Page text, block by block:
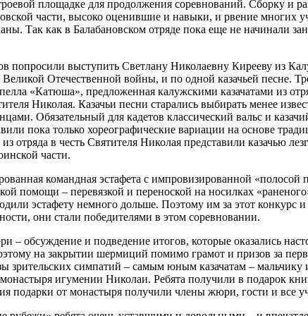
площадке для продолжения соревнований. Сборку и
части, высоко оценившие и навыки, и рвение многих
Так как в Балабановском отряде пока еще не начинали
попросили выступить Светлану Николаевну Кирееву из
Отечественной войны, и по одной казачьей песне.
«Катюша», предложенная калужскими казачатами из
Николая. Казачьи песни старались выбирать менее
Обязательный для кадетов классический вальс и
пока только хореографические вариации на основе
отряда в честь Святителя Николая представили казачью
части.
командная эстафета с импровизированной
помощи – перевязкой и переноской на носилках
эстафету немного дольше. Поэтому им за этот конкурс
они стали победителями в этом соревновании.
обсуждение и подведение итогов, которые оказались
на закрытии шермиций помимо грамот и призов за
зрительских симпатий – самым юным казачатам –
игумении Николаи. Ребята получили в подарок
подарки от монастыря получили члены жюри, гости и все